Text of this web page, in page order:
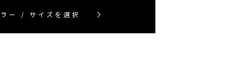
ー / サイズを選択